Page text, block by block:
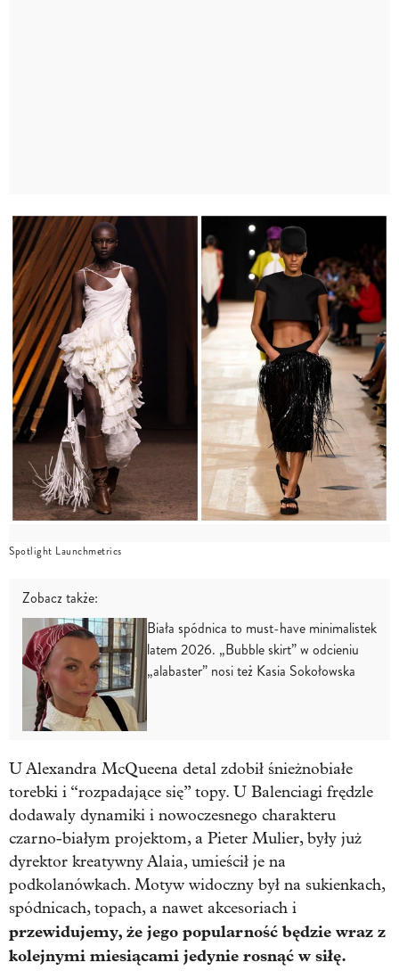
Spotlight Launchmetrics
Zobacz także:
Biała spódnica to must-have minimalistek
latem 2026. „Bubble skirt” w odcieniu
„alabaster” nosi też Kasia Sokołowska
U Alexandra McQueena detal zdobił śnieżnobiałe
torebki i “rozpadające się” topy. U Balenciagi frędzle
dodawaly dynamiki i nowoczesnego charakteru
czarno-białym projektom, a Pieter Mulier, były już
dyrektor kreatywny Alaia, umieścił je na
podkolanówkach. Motyw widoczny był na sukienkach,
spódnicach, topach, a nawet akcesoriach i
przewidujemy, że jego popularność będzie wraz z
kolejnymi miesiącami jedynie rosnąć w siłę.